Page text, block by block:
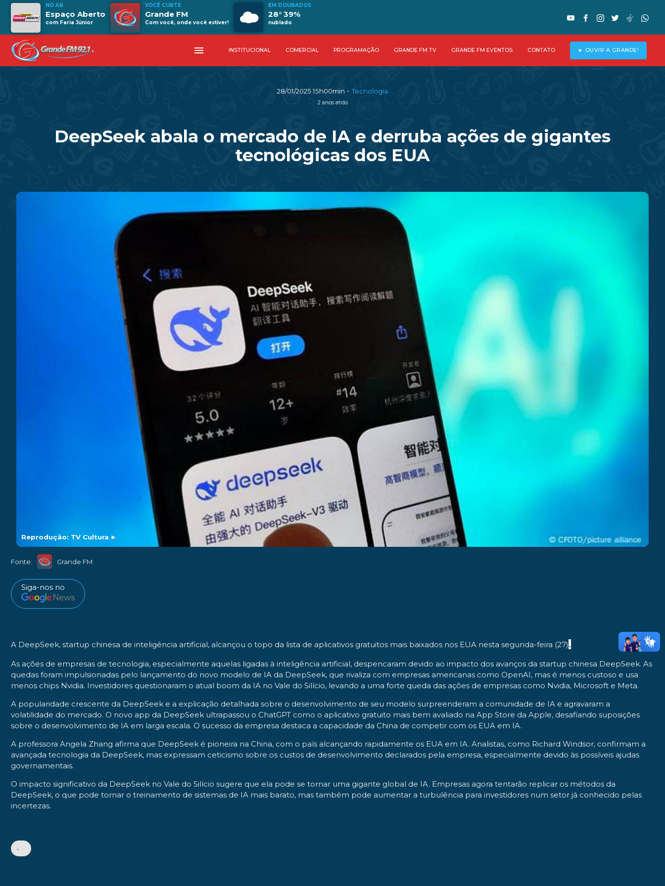
NO AR
Espaço Aberto
com Faria Júnior
VOCÊ CURTE
Grande FM
Com você, onde você estiver!
EM DOURADOS
28° 39%
nublado
menu INSTITUCIONAL COMERCIAL PROGRAMAÇÃO GRANDE FM TV GRANDE FM EVENTOS CONTATO ► OUVIR A GRANDE!
28/01/2025 15h00min -Tecnologia
2 anos atrás
DeepSeek abala o mercado de IA e derruba ações de gigantes
tecnológicas dos EUA
Reprodução: TV Cultura ►
Fonte: Grande FM
Siga-nos no
A DeepSeek, startup chinesa de inteligência artificial, alcançou o topo da lista de aplicativos gratuitos mais baixados nos EUA nesta segunda-feira (27).
As ações de empresas de tecnologia, especialmente aquelas ligadas à inteligência artificial, despencaram devido ao impacto dos avanços da startup chinesa DeepSeek. As
quedas foram impulsionadas pelo lançamento do novo modelo de IA da DeepSeek, que rivaliza com empresas americanas como OpenAI, mas é menos custoso e usa
menos chips Nvidia. Investidores questionaram o atual boom da IA no Vale do Silício, levando a uma forte queda das ações de empresas como Nvidia, Microsoft e Meta.
A popularidade crescente da DeepSeek e a explicação detalhada sobre o desenvolvimento de seu modelo surpreenderam a comunidade de IA e agravaram a
volatilidade do mercado. O novo app da DeepSeek ultrapassou o ChatGPT como o aplicativo gratuito mais bem avaliado na App Store da Apple, desafiando suposições
sobre o desenvolvimento de IA em larga escala. O sucesso da empresa destaca a capacidade da China de competir com os EUA em IA.
A professora Angela Zhang afirma que DeepSeek é pioneira na China, com o país alcançando rapidamente os EUA em IA. Analistas, como Richard Windsor, confirmam a
avançada tecnologia da DeepSeek, mas expressam ceticismo sobre os custos de desenvolvimento declarados pela empresa, especialmente devido às possíveis ajudas
governamentais.
O impacto significativo da DeepSeek no Vale do Silício sugere que ela pode se tornar uma gigante global de IA. Empresas agora tentarão replicar os métodos da
DeepSeek, o que pode tornar o treinamento de sistemas de IA mais barato, mas também pode aumentar a turbulência para investidores num setor já conhecido pelas
incertezas.
•